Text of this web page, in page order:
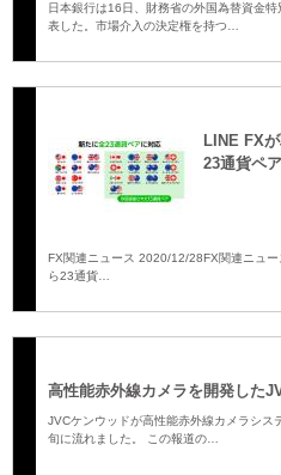
日本銀行は16日、財務省の外国為替資金
表した。市場介入の決定権を持つ…
LINE FX
23通貨ペ
FX関連ニュース 2020/12/28FX関連ニュ
ら23通貨…
高性能赤外線カメラを開発した
JVCケンウッドが高性能赤外線カメラシス
旬に流れました。 この報道の…